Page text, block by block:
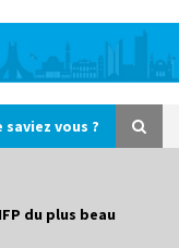
saviez vous ?
du plus beau